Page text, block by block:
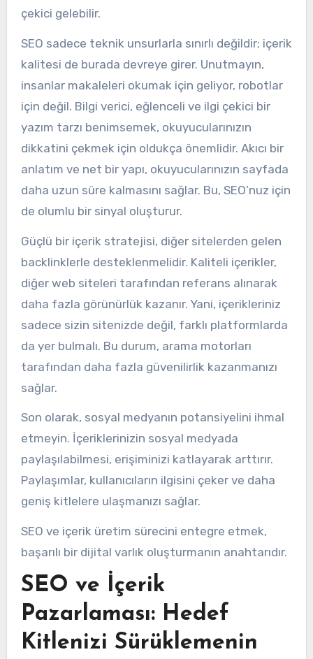
çekici gelebilir.
SEO sadece teknik unsurlarla sınırlı değildir; içerik
kalitesi de burada devreye girer. Unutmayın,
insanlar makaleleri okumak için geliyor, robotlar
için değil. Bilgi verici, eğlenceli ve ilgi çekici bir
yazım tarzı benimsemek, okuyucularınızın
dikkatini çekmek için oldukça önemlidir. Akıcı bir
anlatım ve net bir yapı, okuyucularınızın sayfada
daha uzun süre kalmasını sağlar. Bu, SEO’nuz için
de olumlu bir sinyal oluşturur.
Güçlü bir içerik stratejisi, diğer sitelerden gelen
backlinklerle desteklenmelidir. Kaliteli içerikler,
diğer web siteleri tarafından referans alınarak
daha fazla görünürlük kazanır. Yani, içerikleriniz
sadece sizin sitenizde değil, farklı platformlarda
da yer bulmalı. Bu durum, arama motorları
tarafından daha fazla güvenilirlik kazanmanızı
sağlar.
Son olarak, sosyal medyanın potansiyelini ihmal
etmeyin. İçeriklerinizin sosyal medyada
paylaşılabilmesi, erişiminizi katlayarak arttırır.
Paylaşımlar, kullanıcıların ilgisini çeker ve daha
geniş kitlelere ulaşmanızı sağlar.
SEO ve içerik üretim sürecini entegre etmek,
başarılı bir dijital varlık oluşturmanın anahtarıdır.
SEO ve İçerik
Pazarlaması: Hedef
Kitlenizi Sürüklemenin